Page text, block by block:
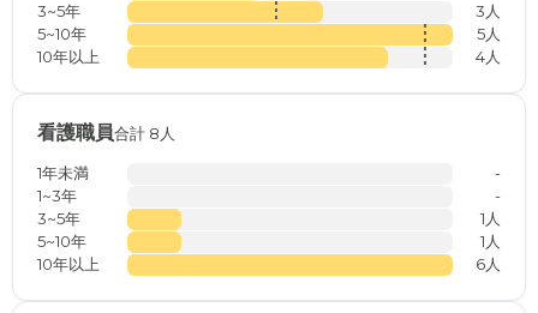
3~5年
3人
5~10年
5人
10年以上
4人
看護職員合計 8人
1年未満
-
1~3年
-
3~5年
1人
5~10年
1人
10年以上
6人